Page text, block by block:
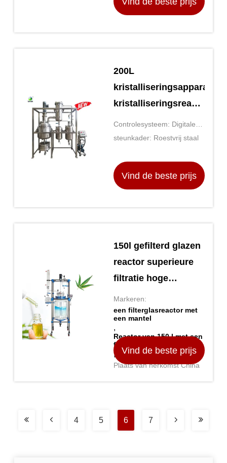
200L
kristalliseringsapparatuur
kristalliseringsreactor
voor pot olie kristal
Controlesysteem: Digitale
temperatuur- ensteunkader: Roestvrij staal
Vind de beste prijs
150l gefilterd glazen
reactor superieure
filtratie hoge
prestaties
Markeren:
een filterglasreactor met
een mantel
Reactor van 150 l met een
filterscherm
, 150l filterglasreactor
Plaats van herkomst China
Vind de beste prijs
4 5 6 7